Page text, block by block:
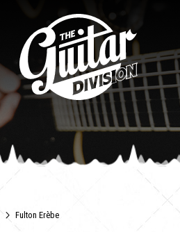
Fulton Erèbe